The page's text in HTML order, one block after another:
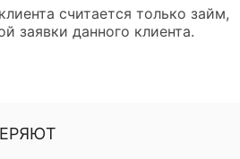
считается только займ,
заявки данного клиента.